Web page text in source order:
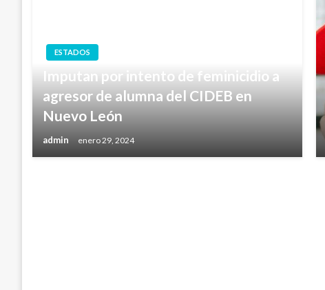
ESTADOS
Imputan por intento de feminicidio a
agresor de alumna del CIDEB en
Nuevo León
admin enero 29, 2024